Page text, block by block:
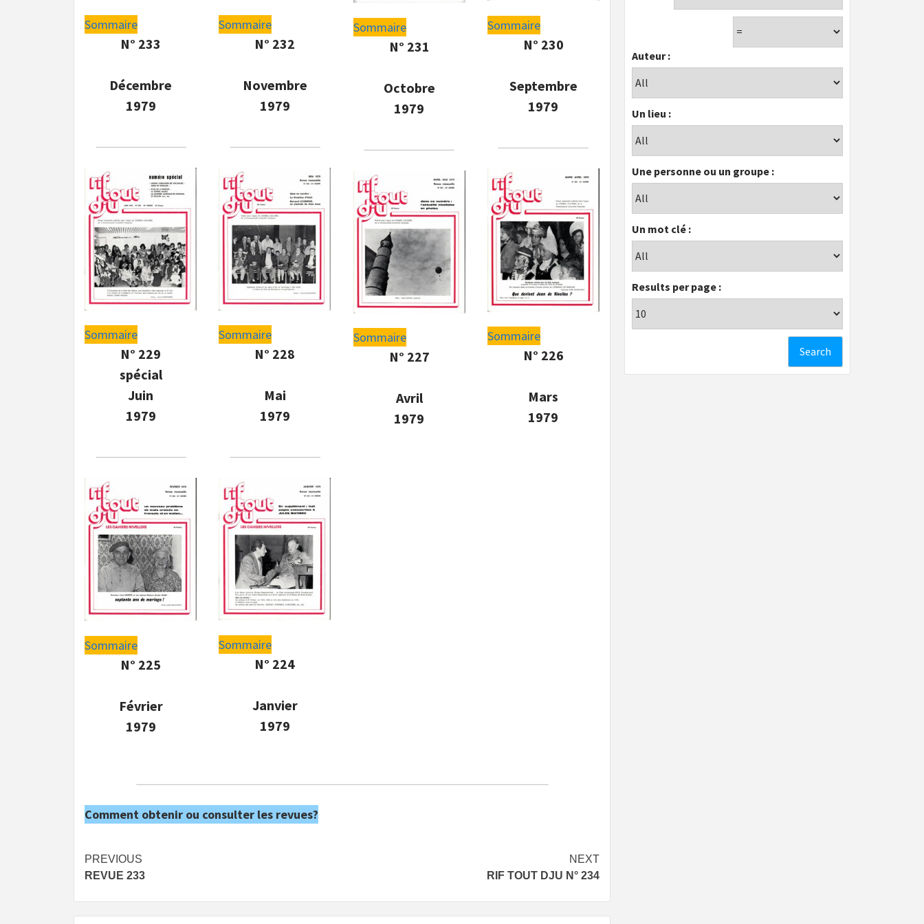
Sommaire
N° 233
Décembre
1979
Sommaire
N° 229
spécial
Juin
1979
Sommaire
N° 225
Février
1979
Sommaire
N° 232
Novembre
1979
Sommaire
N° 228
Mai
1979
Sommaire
N° 224
Janvier
1979
Sommaire
N° 231
Octobre
1979
Sommaire
N° 227
Avril
1979
Sommaire
N° 230
Septembre
1979
Sommaire
N° 226
Mars
1979
Comment obtenir ou consulter les revues?
Post
navigation
PREVIOUS
REVUE 233
NEXT
RIF TOUT DJU N° 234
Auteur :
Un lieu :
Une personne ou un groupe :
Un mot clé :
Results per page :